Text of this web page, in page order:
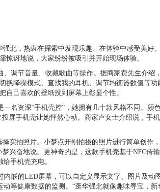
北，热衷在探索中发现乐趣、在体验中感受美好
讶地说，大家纷纷被吸引并开始现场体验。
调节音量、收藏歌曲等操作。据商家费先生介绍
换降噪模式、查找我的耳机、调节均衡器数值等功
自己喜欢的壁纸投到屏幕上彰显个性。
资深“手机壳控”，她拥有几十款风格不同、颜
投屏手机壳让她怦然心动。商家卢女士介绍说，手
择实拍照片。小梦点开刚拍摄的照片进行简单创作
兴奋地说。更神奇的是，这款手机壳基于NFC传
手机壳充电。
内嵌的LED屏幕，可以自定义显示文字、图片及动
等健康数据的监测。“逛华强北就像趣味寻宝，新